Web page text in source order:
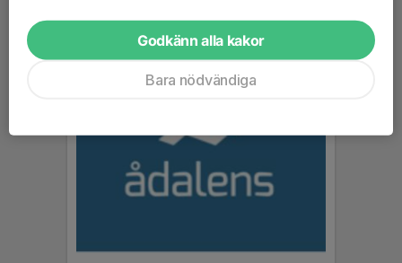
Godkänn alla kakor
Bara nödvändiga